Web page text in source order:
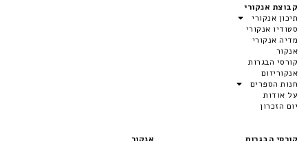
קבוצת אנקורי
תיכון אנקורי
סטודיו אנקורי
מדיה אנקורי
אנקור
קורסי הבגרות
אנקוריזום
חנות הספרים
על אודות
יום הזכרון